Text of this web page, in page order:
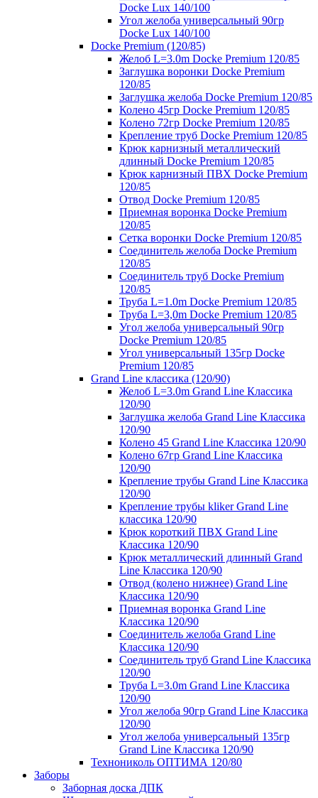
Docke Lux 140/100
Угол желоба универсальный 90гр
Docke Lux 140/100
Docke Premium (120/85)
Желоб L=3.0m Docke Premium 120/85
Заглушка воронки Docke Premium
120/85
Заглушка желоба Docke Premium 120/85
Колено 45гр Docke Premium 120/85
Колено 72гр Docke Premium 120/85
Крепление труб Docke Premium 120/85
Крюк карнизный металлический
длинный Docke Premium 120/85
Крюк карнизный ПВХ Docke Premium
120/85
Отвод Docke Premium 120/85
Приемная воронка Docke Premium
120/85
Сетка воронки Docke Premium 120/85
Соединитель желоба Docke Premium
120/85
Соединитель труб Docke Premium
120/85
Труба L=1.0m Docke Premium 120/85
Труба L=3,0m Docke Premium 120/85
Угол желоба универсальный 90гр
Docke Premium 120/85
Угол универсальный 135гр Docke
Premium 120/85
Grand Line классика (120/90)
Желоб L=3.0m Grand Line Классика
120/90
Заглушка желоба Grand Line Классика
120/90
Колено 45 Grand Line Классика 120/90
Колено 67гр Grand Line Классика
120/90
Крепление трубы Grand Line Классика
120/90
Крепление трубы kliker Grand Line
классика 120/90
Крюк короткий ПВХ Grand Line
Классика 120/90
Крюк металлический длинный Grand
Line Классика 120/90
Отвод (колено нижнее) Grand Line
Классика 120/90
Приемная воронка Grand Line
Классика 120/90
Соединитель желоба Grand Line
Классика 120/90
Соединитель труб Grand Line Классика
120/90
Труба L=3.0m Grand Line Классика
120/90
Угол желоба 90гр Grand Line Классика
120/90
Угол желоба универсальный 135гр
Grand Line Классика 120/90
Технониколь ОПТИМА 120/80
Заборы
Заборная доска ДПК